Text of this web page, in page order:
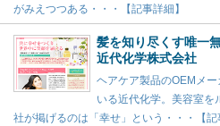
がみえつつある・・・【記事詳細】
髪を知り尽くす唯一
近代化学株式会社
ヘアケア製品のOEMメ
いる近代化学。美容室を
社が掲げるのは「幸せ」という・・・【記